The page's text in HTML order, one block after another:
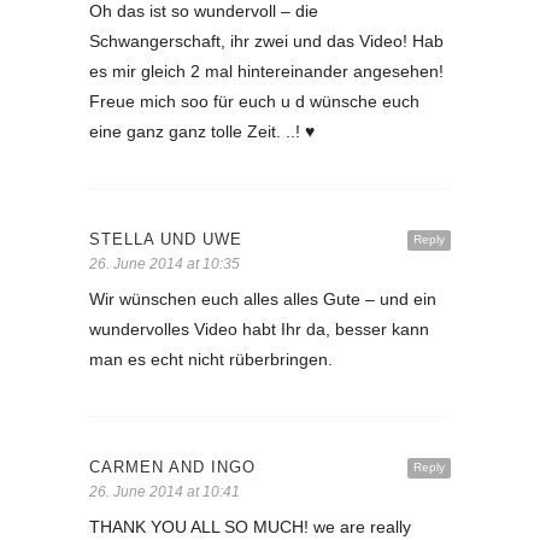
Oh das ist so wundervoll – die
Schwangerschaft, ihr zwei und das Video! Hab
es mir gleich 2 mal hintereinander angesehen!
Freue mich soo für euch u d wünsche euch
eine ganz ganz tolle Zeit. ..! ♥
Reply
STELLA UND UWE
26. June 2014 at 10:35
Wir wünschen euch alles alles Gute – und ein
wundervolles Video habt Ihr da, besser kann
man es echt nicht rüberbringen.
Reply
CARMEN AND INGO
26. June 2014 at 10:41
THANK YOU ALL SO MUCH! we are really